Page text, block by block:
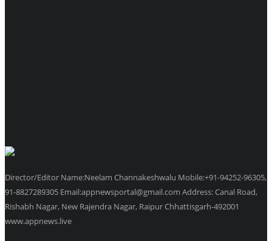
Director/Editor Name:Neelam Channakeshwalu Mobile:+91-94252-96305,
91-8827289305 Email:appnewsportal@gmail.com Address: Canal Road,
Rishabh Nagar, New Rajendra Nagar, Raipur Chhattisgarh-492001
www.appnews.live